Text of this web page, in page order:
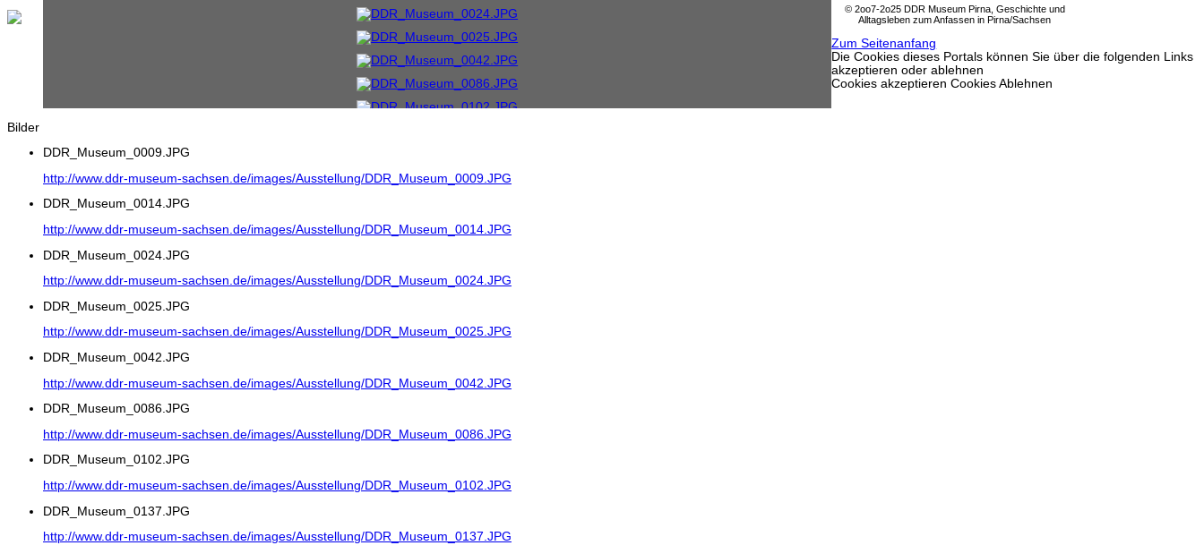
Bilder
DDR_Museum_0009.JPG
http://www.ddr-museum-sachsen.de/images/Ausstellung/DDR_Museum_0009.JPG
DDR_Museum_0014.JPG
http://www.ddr-museum-sachsen.de/images/Ausstellung/DDR_Museum_0014.JPG
DDR_Museum_0024.JPG
http://www.ddr-museum-sachsen.de/images/Ausstellung/DDR_Museum_0024.JPG
DDR_Museum_0025.JPG
http://www.ddr-museum-sachsen.de/images/Ausstellung/DDR_Museum_0025.JPG
DDR_Museum_0042.JPG
http://www.ddr-museum-sachsen.de/images/Ausstellung/DDR_Museum_0042.JPG
DDR_Museum_0086.JPG
http://www.ddr-museum-sachsen.de/images/Ausstellung/DDR_Museum_0086.JPG
DDR_Museum_0102.JPG
http://www.ddr-museum-sachsen.de/images/Ausstellung/DDR_Museum_0102.JPG
DDR_Museum_0137.JPG
http://www.ddr-museum-sachsen.de/images/Ausstellung/DDR_Museum_0137.JPG
© 2oo7-2o25 DDR Museum Pirna, Geschichte und
Alltagsleben zum Anfassen in Pirna/Sachsen
Zum Seitenanfang
Die Cookies dieses Portals können Sie über die folgenden Links
akzeptieren oder ablehnen
Cookies akzeptieren Cookies Ablehnen